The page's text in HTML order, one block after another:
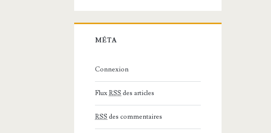
MÉTA
Connexion
FluxRSS des articles
RSS des commentaires